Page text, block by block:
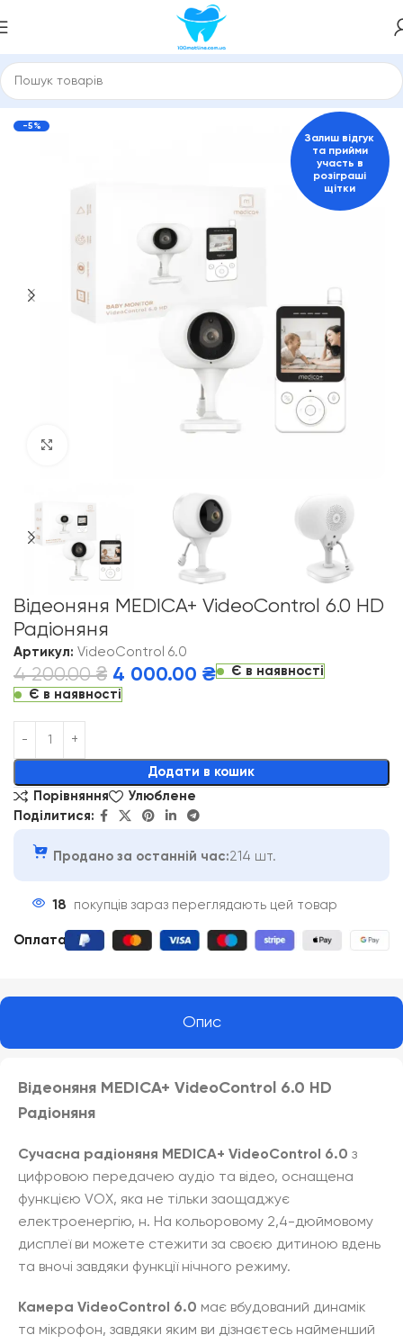
Головна Догляд за дітьми Відеоня
-5%
Залиш відгук
та прийми
участь в
розіграші
щітки
Відеоняня MEDICA+ VideoControl 6.0 HD
Радіоняня
Артикул: VideoControl 6.0
4 200.00₴ 4 000.00 ₴
Є в наявності
Є в наявності
Додати в кошик
Alternative:
Порівняння
Улюблене
Поділитися:
Продано за останній час:214 шт.
18 покупців зараз переглядають цей товар
Оплата
Опис
Відеоняня MEDICA+ VideoControl 6.0 HD
Радіоняня
Сучасна радіоняня MEDICA+ VideoControl 6.0 з
цифровою передачею аудіо та відео, оснащена
функцією VOX, яка не тільки заощаджує
електроенергію, н. На кольоровому 2,4-дюймовому
дисплеї ви можете стежити за своєю дитиною вдень
та вночі завдяки функції нічного режиму.
Камера VideoControl 6.0 має вбудований динамік
та мікрофон, завдяки яким ви дізнаєтесь найменший